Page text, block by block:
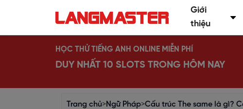
Giới
thiệu
HỌC THỬ TIẾNG ANH ONLINE MIỄN PHÍ
DUY NHẤT 10 SLOTS TRONG HÔM NAY
Trang chủ>Ngữ Pháp>Cấu trúc The same là gì?